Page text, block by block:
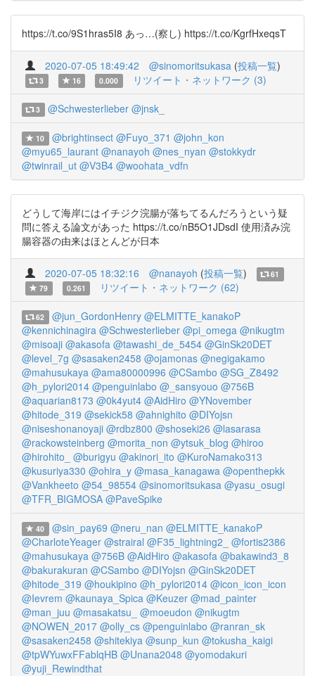
https://t.co/9S1hras5I8 あっ…(察し) https://t.co/KgrfHxeqsT
2020-07-05 18:49:42 @sinomoritsukasa (投稿一覧)
3 16 0.000 リツイート・ネットワーク (3)
3 @Schwesterlieber @jnsk_
10 @brightinsect @Fuyo_371 @john_kon
@myu65_laurant @nanayoh @nes_nyan @stokkydr
@twinrail_ut @V3B4 @woohata_vdfn
どうして海岸にはイチジク浣腸が落ちてるんだろうという疑
問に答える論文があった https://t.co/nB5O1JDsdI 使用済み浣
腸容器の由来はほとんどが日本
2020-07-05 18:32:16 @nanayoh (投稿一覧)
61
79
0.261 リツイート・ネットワーク (62)
62 @jun_GordonHenry @ELMITTE_kanakoP
@kennichinagira @Schwesterlieber @pi_omega @nikugtm
@misoaji @akasofa @tawashi_de_5454 @GinSk20DET
@level_7g @sasaken2458 @ojamonas @negigakamo
@mahusukaya @ama80000996 @CSambo @SG_Z8492
@h_pylori2014 @penguinlabo @_sansyouo @756B
@aquarian8173 @0k4yut4 @AidHiro @YNovember
@hitode_319 @sekick58 @ahnighito @DIYojsn
@niseshonanoyaji @rdbz800 @shoseki26 @lasarasa
@rackowsteinberg @morita_non @ytsuk_blog @hiroo
@hirohito_
@burigyu @akinori_ito @KuroNamako313
@kusuriya330 @ohira_y @masa_kanagawa @openthepkk
@Vankheeto @54_98554 @sinomoritsukasa @yasu_osugi
@TFR_BIGMOSA @PaveSpike
40 @sin_pay69 @neru_nan @ELMITTE_kanakoP
@CharloteYeager @strairal @F35_lightning2_
@fortis2386
@mahusukaya @756B @AidHiro @akasofa @bakawind3_8
@bakurakuran @CSambo @DIYojsn @GinSk20DET
@hitode_319 @houkipino @h_pylori2014 @icon_icon_icon
@Ievrem @kaunaya_Spica @Keuzer @mad_painter
@man_juu @masakatsu_ @moeudon @nikugtm
@NOWEN_2017 @olly_cs @penguinlabo @ranran_sk
@sasaken2458 @shitekiya @sunp_kun @tokusha_kaigi
@tpWYuwxFFablqHB @Unana2048 @yomodakuri
@yuji_Rewindthat